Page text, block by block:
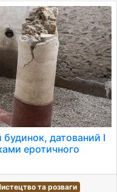
будинок, датований I
еротичного
та розваги